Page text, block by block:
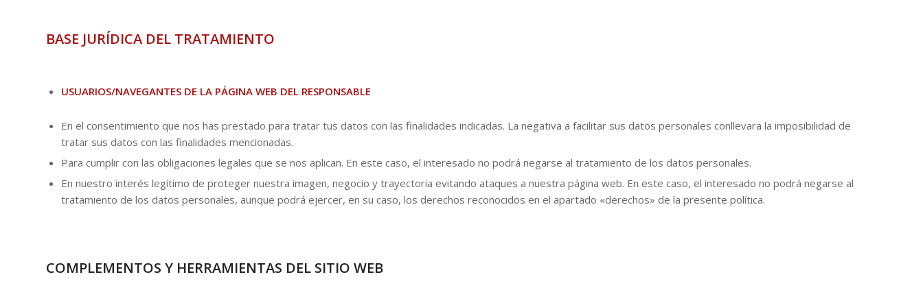
BASE JURÍDICA DEL TRATAMIENTO
USUARIOS/NAVEGANTES DE LA PÁGINA WEB DEL RESPONSABLE
En el consentimiento que nos has prestado para tratar tus datos con las finalidades indicadas. La negativa a facilitar sus datos personales conllevara la imposibilidad de
tratar sus datos con las finalidades mencionadas.
Para cumplir con las obligaciones legales que se nos aplican. En este caso, el interesado no podrá negarse al tratamiento de los datos personales.
En nuestro interés legítimo de proteger nuestra imagen, negocio y trayectoria evitando ataques a nuestra página web. En este caso, el interesado no podrá negarse al
tratamiento de los datos personales, aunque podrá ejercer, en su caso, los derechos reconocidos en el apartado «derechos» de la presente política.
COMPLEMENTOS Y HERRAMIENTAS DEL SITIO WEB